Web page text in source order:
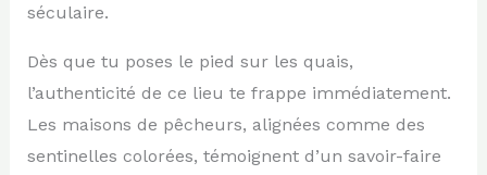
séculaire.
Dès que tu poses le pied sur les quais,
l’authenticité de ce lieu te frappe immédiatement.
Les maisons de pêcheurs, alignées comme des
sentinelles colorées, témoignent d’un savoir-faire